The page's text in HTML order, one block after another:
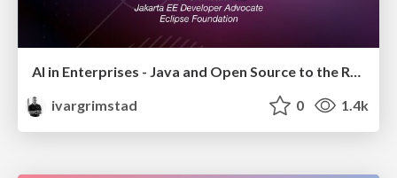
AI in Enterprises - Java and Open Source to the Rescue
ivargrimstad
0 1.4k